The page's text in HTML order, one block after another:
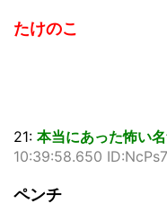
たけのこ
21: 本当にあった怖い
10:39:58.650
ペンチ